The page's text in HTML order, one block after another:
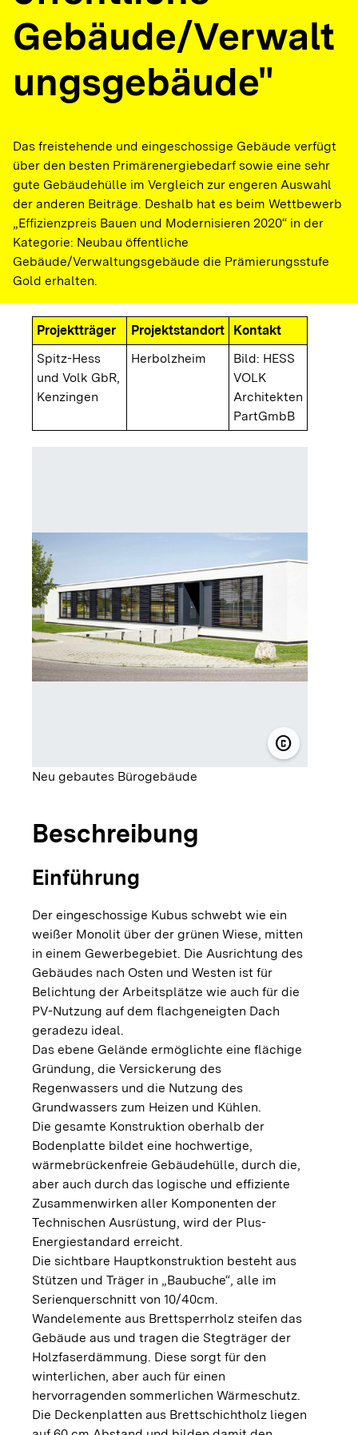
Gebäude/Verwalt
ungsgebäude"
Das freistehende und eingeschossige Gebäude verfügt
über den besten Primärenergiebedarf sowie eine sehr
gute Gebäudehülle im Vergleich zur engeren Auswahl
der anderen Beiträge. Deshalb hat es beim Wettbewerb
„Effizienzpreis Bauen und Modernisieren 2020“ in der
Kategorie: Neubau öffentliche
Gebäude/Verwaltungsgebäude die Prämierungsstufe
Gold erhalten.
Projektträger Projektstandort
Kontakt
Spitz-Hess
und Volk GbR,
Kenzingen
Herbolzheim
Bild: HESS
VOLK
Architekten
PartGmbB
copyright© HESS
Neu gebautes Bürogebäude
Beschreibung
Einführung
Der eingeschossige Kubus schwebt wie ein
weißer Monolit über der grünen Wiese, mitten
in einem Gewerbegebiet. Die Ausrichtung des
Gebäudes nach Osten und Westen ist für
Belichtung der Arbeitsplätze wie auch für die
PV-Nutzung auf dem flachgeneigten Dach
geradezu ideal.
Das ebene Gelände ermöglichte eine flächige
Gründung, die Versickerung des
Regenwassers und die Nutzung des
Grundwassers zum Heizen und Kühlen.
Die gesamte Konstruktion oberhalb der
Bodenplatte bildet eine hochwertige,
wärmebrückenfreie Gebäudehülle, durch die,
aber auch durch das logische und effiziente
Zusammenwirken aller Komponenten der
Technischen Ausrüstung, wird der Plus-
Energiestandard erreicht.
Die sichtbare Hauptkonstruktion besteht aus
Stützen und Träger in „Baubuche“, alle im
Serienquerschnitt von 10/40cm.
Wandelemente aus Brettsperrholz steifen das
Gebäude aus und tragen die Stegträger der
Holzfaserdämmung. Diese sorgt für den
winterlichen, aber auch für einen
hervorragenden sommerlichen Wärmeschutz.
Die Deckenplatten aus Brettschichtholz liegen